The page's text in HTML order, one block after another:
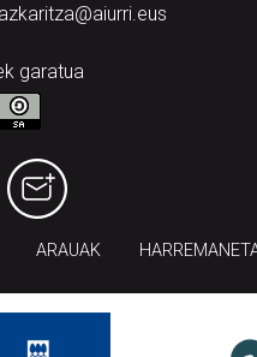
garatua
ARAUAK